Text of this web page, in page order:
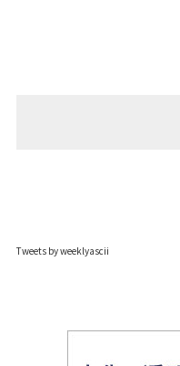
Tweets by weeklyascii